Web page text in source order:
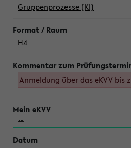
Gruppenprozesse (Kl)
H4
Anmeldung über das eKVV bis